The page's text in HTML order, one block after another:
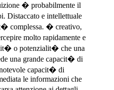
� probabilmente il
Distaccato e intellettuale
complessa. � creativo,
molto rapidamente e
o potenzialit� che una
una grande capacit� di
capacit� di
le informazioni che